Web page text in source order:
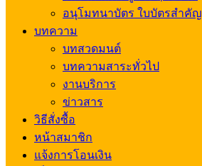
อนุโมทนาบัตร ใบบัตรสำคัญ
บทความ
บทสวดมนต์
บทความสาระทั่วไป
งานบริการ
ข่าวสาร
วิธีสั่งซื้อ
หน้าสมาชิก
แจ้งการโอนเงิน